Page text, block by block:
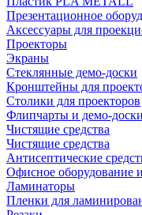
Презентационное
Аксессуары для
Проекторы
Экраны
Стеклянные демо-доски
Кронштейны для
Столики для проекторов
Флипчарты и демо-доски
Чистящие средства
Чистящие средства
Антисептические
Офисное оборудование
Ламинаторы
Пленки для